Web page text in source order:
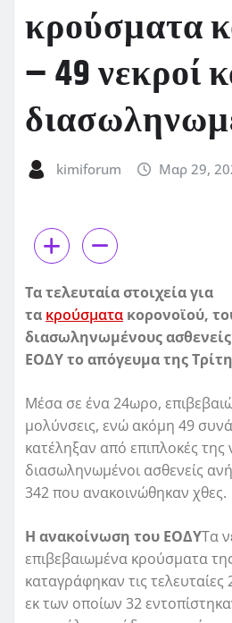
κρούσματα
– 49 νεκροί
kimiforum Μαρ 29,
Τα τελευταία στοιχεία για
τα κρούσματα κορονοϊού,
διασωληνωμένους
ΕΟΔΥ το απόγευμα της
Μέσα σε ένα 24ωρο,
μολύνσεις, ενώ ακόμη 49
κατέληξαν από επιπλοκές
διασωληνωμένοι ασθενείς
342 που ανακοινώθηκαν χθες.
Η ανακοίνωση του ΕΟΔΥΤα
επιβεβαιωμένα κρούσματα
καταγράφηκαν τις τελευταίες
εκ των οποίων 32